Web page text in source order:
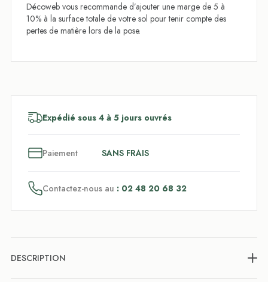
Décoweb vous recommande d’ajouter une marge de 5 à
10% à la surface totale de votre sol pour tenir compte des
pertes de matière lors de la pose.
Expédié sous 4 à 5 jours ouvrés
Paiement SANS FRAIS
Contactez-nous au : 02 48 20 68 32
DESCRIPTION